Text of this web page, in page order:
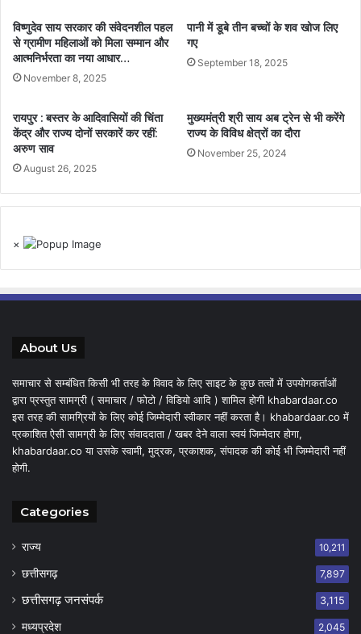
विष्णुदेव साय सरकार की संवेदनशील पहल
से ग्रामीण महिलाओं को मिला सम्मान और
आत्मनिर्भरता का नया आधार…
November 8, 2025
पानी में डूबे तीन बच्चों के शव खोज लिए
गए
September 18, 2025
रायपुर : बस्तर के आदिवासियों की चिंता
केंद्र और राज्य दोनों सरकारें कर रहीं:
अरुण साव
August 26, 2025
मुख्यमंत्री श्री साय अब ट्रेन से भी करेंगे
राज्य के विविध क्षेत्रों का दौरा
November 25, 2024
×
About Us
समाचार से सम्बंधित किसी भी तरह के विवाद के लिए साइट के कुछ तत्वों में उपयोगकर्ताओं
द्वारा प्रस्तुत सामग्री ( समाचार / फोटो / विडियो आदि ) शामिल होगी khabardaar.co
इस तरह की सामग्रियों के लिए कोई जिम्मेदारी स्वीकार नहीं करता है। khabardaar.co में
प्रकाशित ऐसी सामग्री के लिए संवाददाता / खबर देने वाला स्वयं जिम्मेदार होगा,
khabardaar.co या उसके स्वामी, मुद्रक, प्रकाशक, संपादक की कोई भी जिम्मेदारी नहीं
होगी.
Categories
राज्य 10,211
छत्तीसगढ़ 7,897
छत्तीसगढ़ जनसंपर्क 3,115
मध्यप्रदेश 2,045